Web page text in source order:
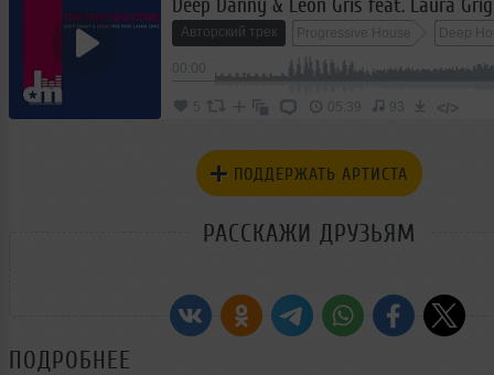
Авторский трек Progressive House Deep
Club/Dance Disco House Dance
5 05:39 93 </>
ПОДДЕРЖАТЬ АРТИСТА
РАССКАЖИ ДРУЗЬЯМ
ПОДРОБНЕЕ